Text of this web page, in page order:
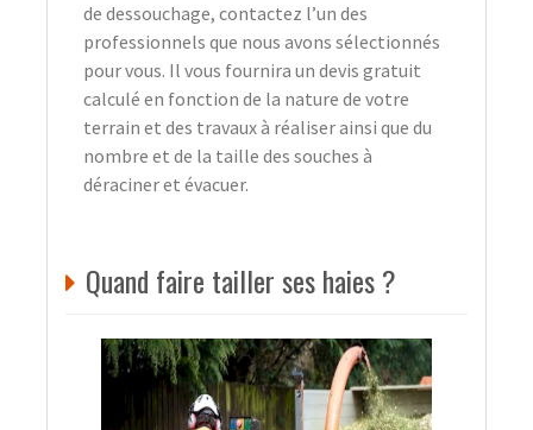
de dessouchage, contactez l’un des
professionnels que nous avons sélectionnés
pour vous. Il vous fournira un devis gratuit
calculé en fonction de la nature de votre
terrain et des travaux à réaliser ainsi que du
nombre et de la taille des souches à
déraciner et évacuer.
Quand faire tailler ses haies ?